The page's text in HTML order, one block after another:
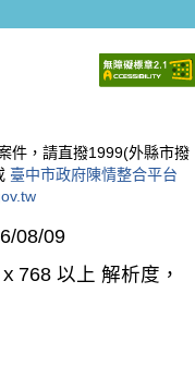
件，請直撥1999(外縣市撥
臺中市政府陳情整合平台
08/09
768 以上 解析度，